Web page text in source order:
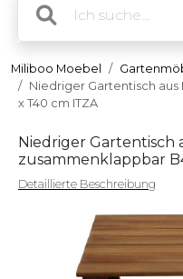
Miliboo Moebel
Niedriger Gartentisch
x T40 cm ITZA
Niedriger Gartentisch
zusammenklappbar
Detaillierte Beschreibung